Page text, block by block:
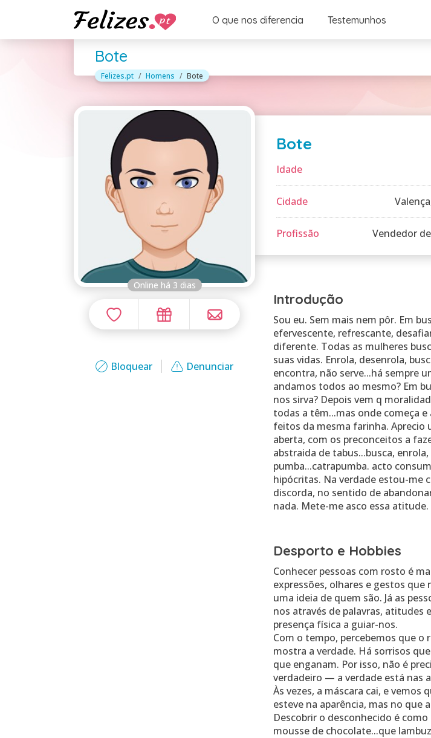
O que nos diferencia Testemunhos
Bote
Felizes.pt Homens Bote
Online há 3 dias
Bloquear Denunciar
Bote
Idade
Cidade
Profissão Vendedor
Introdução
Sou eu. Sem mais nem pôr. Em
efervescente, refrescante,
diferente. Todas as mulheres
suas vidas. Enrola, desenrola,
encontra, não serve...há sempre
andamos todos ao mesmo? Em
nos sirva? Depois vem q
todas a têm...mas onde começa e
feitos da mesma farinha. Aprecio
aberta, com os preconceitos a
abstraida de tabus...busca, enrola,
pumba...catrapumba. acto
hipócritas. Na verdade estou-me
discorda, no sentido de
nada. Mete-me asco essa atitude.
Desporto e Hobbies
Conhecer pessoas com rosto é
expressões, olhares e gestos
uma ideia de quem são. Já as
nos através de palavras, atitudes
presença física a guiar-nos.
Com o tempo, percebemos que o
mostra a verdade. Há sorrisos
que enganam. Por isso, não é
verdadeiro — a verdade está nas
Às vezes, a máscara cai, e vemos
esteve na aparência, mas no que
Descobrir o desconhecido é
mousse de chocolate...que